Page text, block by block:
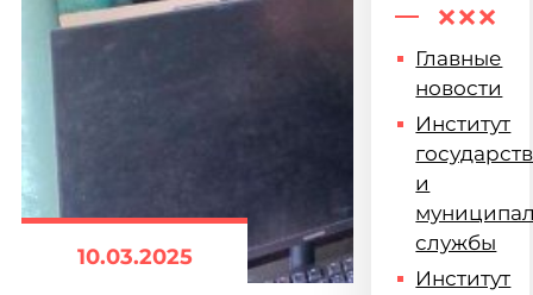
10.03.2025
Главные
новости
Институт
и
службы
Институт